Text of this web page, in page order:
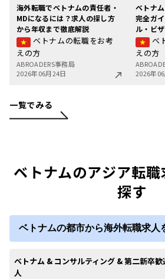
海外転職でベトナムの責任者・
MDになるには？求人の探し方
から年収まで徹底解説
ベトナムの転職をお考
えの方
ABROADERS事務局
2026年06月24日
ベトナ
完全ガ
ル・ビ
ベ
えの方
2026年
一覧でみる
ベトナムのアジア転
探す
ベトナムの都市から海外転職求人
ベトナム & コンサルティング & 第二新卒
人